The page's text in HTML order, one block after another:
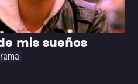
mainstream, por su estética
su uso de una narrativa
para contar una
y caída de un magnate
por sus
del mundo real de
mis sueños